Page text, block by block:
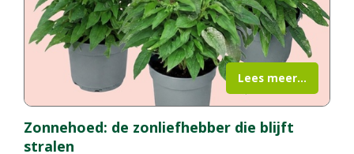
Zonnehoed: de zonliefhebber die blijft
stralen
Lees meer...